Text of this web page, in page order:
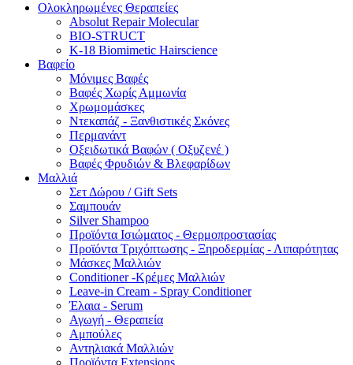
Ολοκληρωμένες Θεραπείες
Absolut Repair Molecular
BIO-STRUCT
K-18 Biomimetic Hairscience
Βαφείο
Μόνιμες Βαφές
Βαφές Χωρίς Αμμωνία
Χρωμομάσκες
Ντεκαπάζ - Ξανθιστικές Σκόνες
Περμανάντ
Οξειδωτικά Βαφών ( Οξυζενέ )
Βαφές Φρυδιών & Βλεφαρίδων
Μαλλιά
Σετ Δώρου / Gift Sets
Σαμπουάν
Silver Shampoo
Προϊόντα Ισιώματος - Θερμοπροστασίας
Προϊόντα Τριχόπτωσης - Ξηροδερμίας - Λιπαρότητας
Μάσκες Μαλλιών
Conditioner -Κρέμες Μαλλιών
Leave-in Cream - Spray Conditioner
Έλαια - Serum
Αγωγή - Θεραπεία
Αμπούλες
Αντηλιακά Μαλλιών
Προϊόντα Extensions